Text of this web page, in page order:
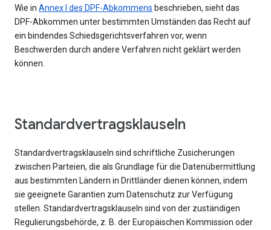
Wie in Annex I des DPF-Abkommens beschrieben, sieht das
DPF-Abkommen unter bestimmten Umständen das Recht auf
ein bindendes Schiedsgerichtsverfahren vor, wenn
Beschwerden durch andere Verfahren nicht geklärt werden
können.
Standardvertragsklauseln
Standardvertragsklauseln sind schriftliche Zusicherungen
zwischen Parteien, die als Grundlage für die Datenübermittlung
aus bestimmten Ländern in Drittländer dienen können, indem
sie geeignete Garantien zum Datenschutz zur Verfügung
stellen. Standardvertragsklauseln sind von der zuständigen
Regulierungsbehörde, z. B. der Europäischen Kommission oder